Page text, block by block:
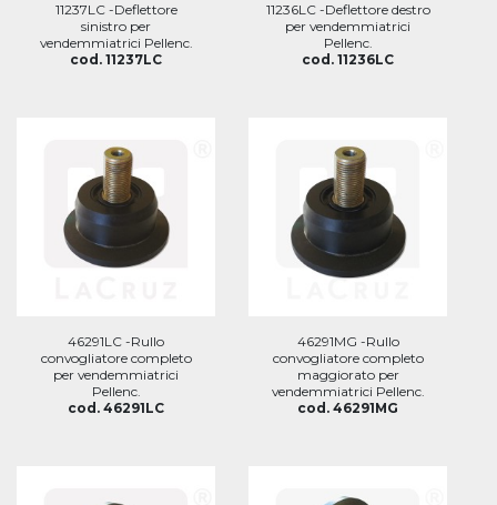
11237LC -Deflettore
sinistro per
vendemmiatrici Pellenc.
cod. 11237LC
11236LC -Deflettore destro
per vendemmiatrici
Pellenc.
cod. 11236LC
46291LC -Rullo
convogliatore completo
per vendemmiatrici
Pellenc.
cod. 46291LC
46291MG -Rullo
convogliatore completo
maggiorato per
vendemmiatrici Pellenc.
cod. 46291MG